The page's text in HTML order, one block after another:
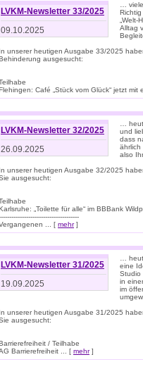
LVKM-Newsletter 33/2025
09.10.2025
…
Alltag
In unserer heutigen Ausgabe 33/2025
ausgesucht:
Café „Stück vom Glück“ jetzt mit
LVKM-Newsletter 32/2025
26.09.2025
…
und
dass
ährlich
also
In unserer heutigen Ausgabe 32/2025
ausgesucht:
„Toilette für alle“ im BBBank
... [ mehr]
LVKM-Newsletter 31/2025
19.09.2025
…
eine
Studio
in
im
In unserer heutigen Ausgabe 31/2025
ausgesucht:
/ Teilhabe
Barrierefreiheit ... [ mehr]